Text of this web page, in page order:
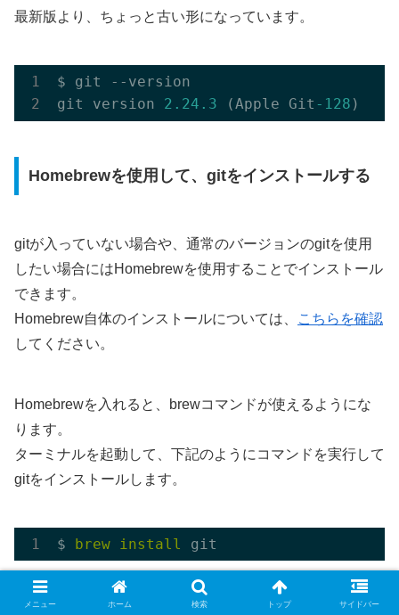
最新版より、ちょっと古い形になっています。
$ git --version
git version 2.24 .3 (Apple Git -128
Homebrewを使用して、gitをインストールする
gitが入っていない場合や、通常のバージョンのgitを使用
したい場合にはHomebrewを使用することでインストール
できます。
Homebrew自体のインストールについては、
こちらを確認
してください。
Homebrewを入れると、brewコマンドが使えるようにな
ります。
ターミナルを起動して、下記のようにコマンドを実行して
gitをインストールします。
$ brew install
インストールを実行すると、下記のようにインストールが
メニュー ホーム 検索 トップ サイドバー